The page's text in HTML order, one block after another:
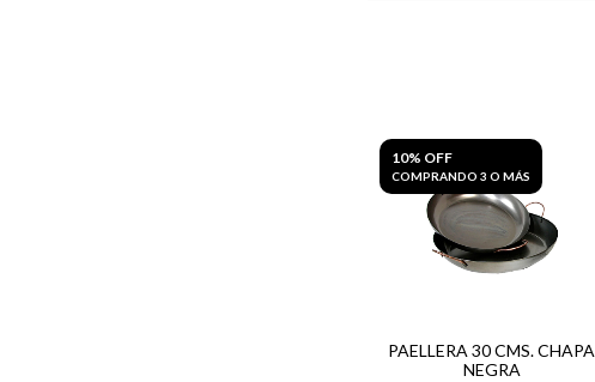
10% OFF
COMPRANDO 3 O MÁS
PAELLERA 30 CMS. CHAPA
NEGRA